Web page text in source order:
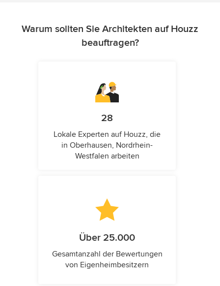
Warum sollten Sie Architekten auf Houzz
beauftragen?
28
Lokale Experten auf Houzz, die
in Oberhausen, Nordrhein-
Westfalen arbeiten
Über 25.000
Gesamtanzahl der Bewertungen
von Eigenheimbesitzern